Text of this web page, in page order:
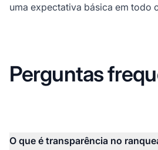
uma expectativa básica em todo
Perguntas
O que é transparência no